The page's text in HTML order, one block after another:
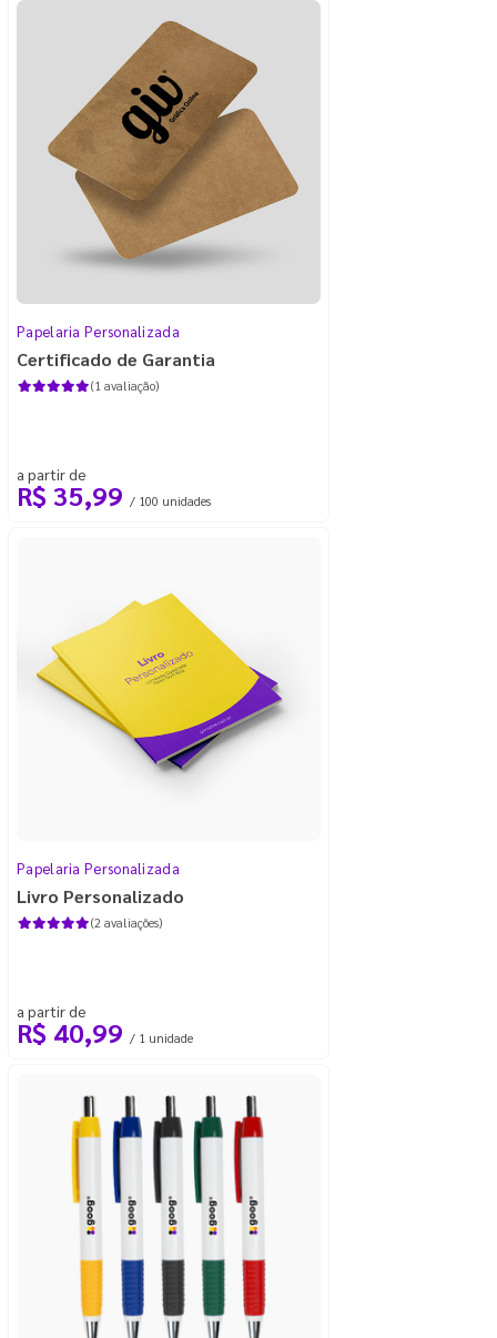
Papelaria Personalizada
Certificado de Garantia
(1 avaliação)
a partir de
R$ 35,99 / 100 unidades
Papelaria Personalizada
Livro Personalizado
(2 avaliações)
a partir de
R$ 40,99 / 1 unidade